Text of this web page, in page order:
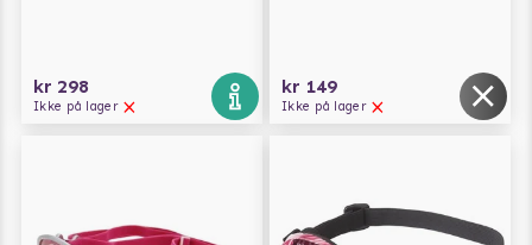
kr 298
Ikke på lager
kr 149
Ikke på lager